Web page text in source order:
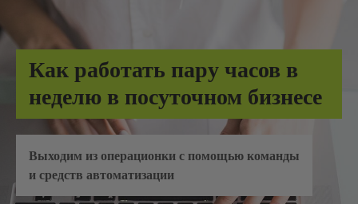
Как работать пару часов в
неделю в посуточном бизнесе
Выходим из операционки с помощью команды
и средств автоматизации